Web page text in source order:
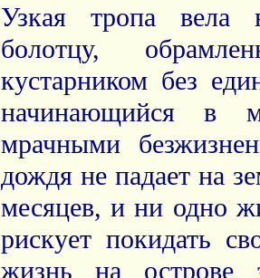
Узкая тропа вела
болотцу,
кустарником без
начинающийся в
мрачными
дождя не падает на
месяцев, и ни одно
рискует покидать
жизнь на острове